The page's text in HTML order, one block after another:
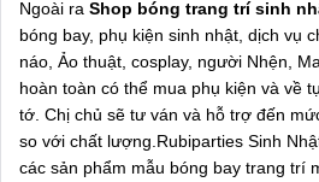
Ngoài ra Shop bóng trang trí sinh
bóng bay, phụ kiện sinh nhật, dịch vụ
náo, Ảo thuật, cosplay, người Nhện,
hoàn toàn có thể mua phụ kiện và về
tớ. Chị chủ sẽ tư ván và hỗ trợ đến
so với chất lượng.Rubiparties Sinh
các sản phẩm mẫu bóng bay trang trí